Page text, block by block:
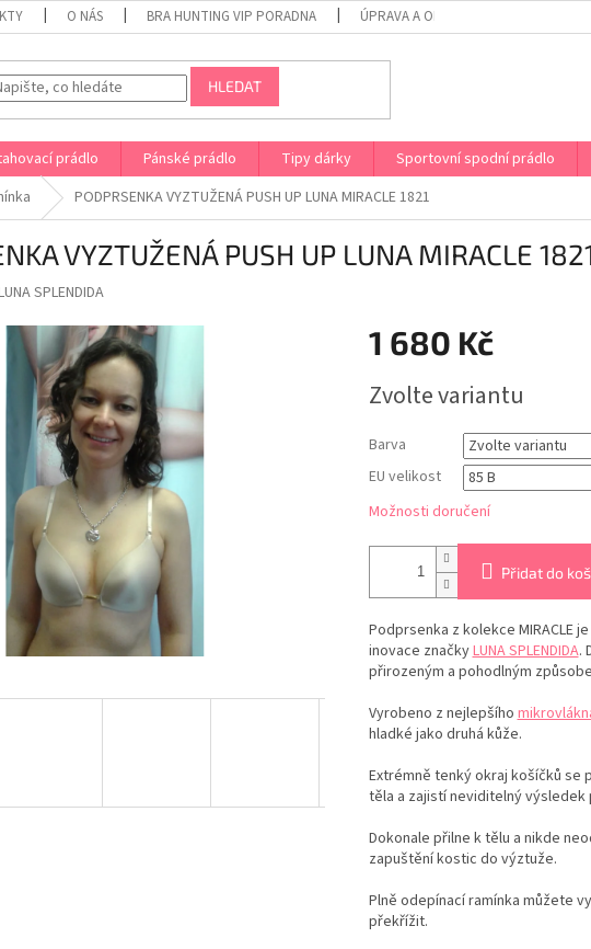
O NÁS BRA HUNTING VIP PORADNA ÚPRAVA A OPRAVA PRÁDLA NA MÍRU
HLEDAT
prádlo Pánské prádlo Tipy dárky Sportovní spodní prádlo
PODPRSENKA VYZTUŽENÁ PUSH UP LUNA MIRACLE 1821
VYZTUŽENÁ PUSH UP LUNA MIRACLE
SPLENDIDA
1 680 Kč
cena:
Zvolte variantu
Barva
EU velikost
Možnosti doručení
Přidat do
Podprsenka z kolekce MIRACLE
inovace značkyLUNA SPLENDIDA.
přirozeným a pohodlným
Vyrobeno z nejlepšího
hladké jako druhá kůže.
Extrémně tenký okraj košíčků se
těla a zajistí neviditelný výsledek
Dokonale přilne k tělu a nikde
zapuštění kostic do výztuže.
Plně odepínací ramínka můžete
překřížit.